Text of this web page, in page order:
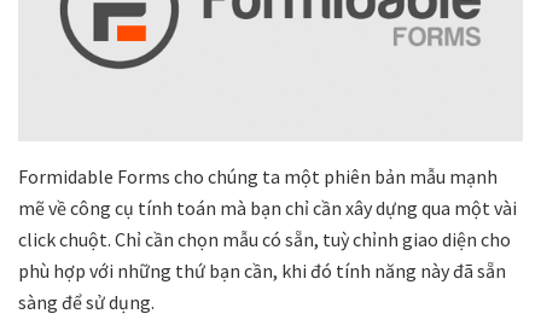
Formidable Forms cho chúng ta một phiên bản mẫu mạnh
mẽ về công cụ tính toán mà bạn chỉ cần xây dựng qua một vài
click chuột. Chỉ cần chọn mẫu có sẵn, tuỳ chỉnh giao diện cho
phù hợp với những thứ bạn cần, khi đó tính năng này đã sẵn
sàng để sử dụng.